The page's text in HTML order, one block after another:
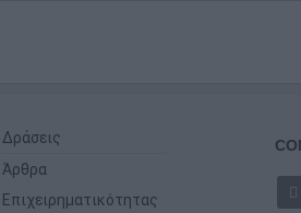
Δράσεις
Άρθρα
Επιχειρηματικότητας